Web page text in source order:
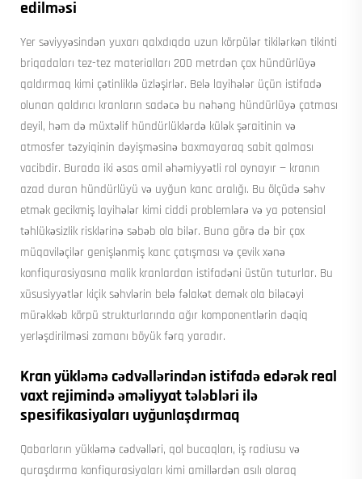
edilməsi
Yer səviyyəsindən yuxarı qalxdıqda uzun körpülər tikilərkən tikinti
briqadaları tez-tez materialları 200 metrdən çox hündürlüyə
qaldırmaq kimi çətinliklə üzləşirlər. Belə layihələr üçün istifadə
olunan qaldırıcı kranların sadəcə bu nəhəng hündürlüyə çatması
deyil, həm də müxtəlif hündürlüklərdə külək şəraitinin və
atmosfer təzyiqinin dəyişməsinə baxmayaraq sabit qalması
vacibdir. Burada iki əsas amil əhəmiyyətli rol oynayır — kranın
azad duran hündürlüyü və uyğun kanc aralığı. Bu ölçüdə səhv
etmək gecikmiş layihələr kimi ciddi problemlərə və ya potensial
təhlükəsizlik risklərinə səbəb ola bilər. Buna görə də bir çox
müqaviləçilər genişlənmiş kanc çatışması və çevik xənə
konfiqurasiyasına malik kranlardan istifadəni üstün tuturlar. Bu
xüsusiyyətlər kiçik səhvlərin belə fəlakət demək ola biləcəyi
mürəkkəb körpü strukturlarında ağır komponentlərin dəqiq
yerləşdirilməsi zamanı böyük fərq yaradır.
Kran yükləmə cədvəllərindən istifadə edərək real
vaxt rejimində əməliyyat tələbləri ilə
spesifikasiyaları uyğunlaşdırmaq
Qabarların yükləmə cədvəlləri, qol bucaqları, iş radiusu və
quraşdırma konfiqurasiyaları kimi amillərdən asılı olaraq